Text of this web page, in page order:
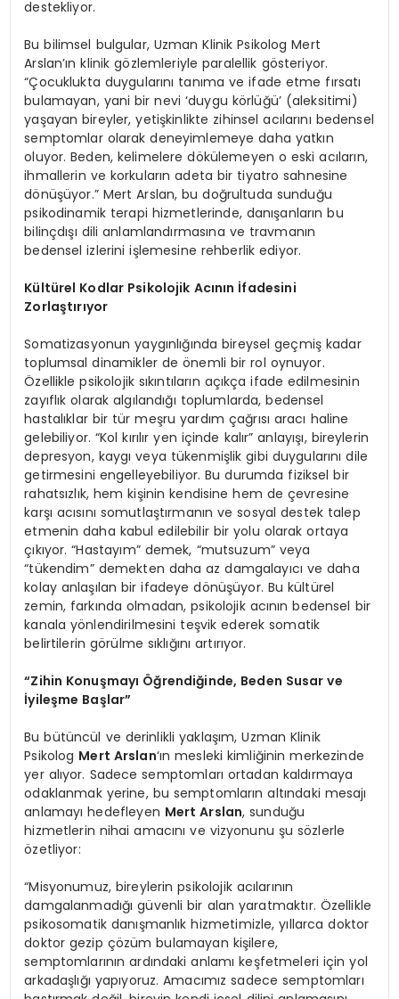
destekliyor.
Bu bilimsel bulgular, Uzman Klinik Psikolog Mert
Arslan’ın klinik gözlemleriyle paralellik gösteriyor.
“Çocuklukta duygularını tanıma ve ifade etme fırsatı
bulamayan, yani bir nevi ‘duygu körlüğü’ (aleksitimi)
yaşayan bireyler, yetişkinlikte zihinsel acılarını bedensel
semptomlar olarak deneyimlemeye daha yatkın
oluyor. Beden, kelimelere dökülemeyen o eski acıların,
ihmallerin ve korkuların adeta bir tiyatro sahnesine
dönüşüyor.” Mert Arslan, bu doğrultuda sunduğu
psikodinamik terapi hizmetlerinde, danışanların bu
bilinçdışı dili anlamlandırmasına ve travmanın
bedensel izlerini işlemesine rehberlik ediyor.
Kültürel Kodlar Psikolojik Acının İfadesini
Zorlaştırıyor
Somatizasyonun yaygınlığında bireysel geçmiş kadar
toplumsal dinamikler de önemli bir rol oynuyor.
Özellikle psikolojik sıkıntıların açıkça ifade edilmesinin
zayıflık olarak algılandığı toplumlarda, bedensel
hastalıklar bir tür meşru yardım çağrısı aracı haline
gelebiliyor. “Kol kırılır yen içinde kalır” anlayışı, bireylerin
depresyon, kaygı veya tükenmişlik gibi duygularını dile
getirmesini engelleyebiliyor. Bu durumda fiziksel bir
rahatsızlık, hem kişinin kendisine hem de çevresine
karşı acısını somutlaştırmanın ve sosyal destek talep
etmenin daha kabul edilebilir bir yolu olarak ortaya
çıkıyor. “Hastayım” demek, “mutsuzum” veya
“tükendim” demekten daha az damgalayıcı ve daha
kolay anlaşılan bir ifadeye dönüşüyor. Bu kültürel
zemin, farkında olmadan, psikolojik acının bedensel bir
kanala yönlendirilmesini teşvik ederek somatik
belirtilerin görülme sıklığını artırıyor.
“Zihin Konuşmayı Öğrendiğinde, Beden Susar ve
İyileşme Başlar”
Bu bütüncül ve derinlikli yaklaşım, Uzman Klinik
Psikolog Mert Arslan‘ın mesleki kimliğinin merkezinde
yer alıyor. Sadece semptomları ortadan kaldırmaya
odaklanmak yerine, bu semptomların altındaki mesajı
anlamayı hedefleyen Mert Arslan, sunduğu
hizmetlerin nihai amacını ve vizyonunu şu sözlerle
özetliyor:
“Misyonumuz, bireylerin psikolojik acılarının
damgalanmadığı güvenli bir alan yaratmaktır. Özellikle
psikosomatik danışmanlık hizmetimizle, yıllarca doktor
doktor gezip çözüm bulamayan kişilere,
semptomlarının ardındaki anlamı keşfetmeleri için yol
arkadaşlığı yapıyoruz. Amacımız sadece semptomları